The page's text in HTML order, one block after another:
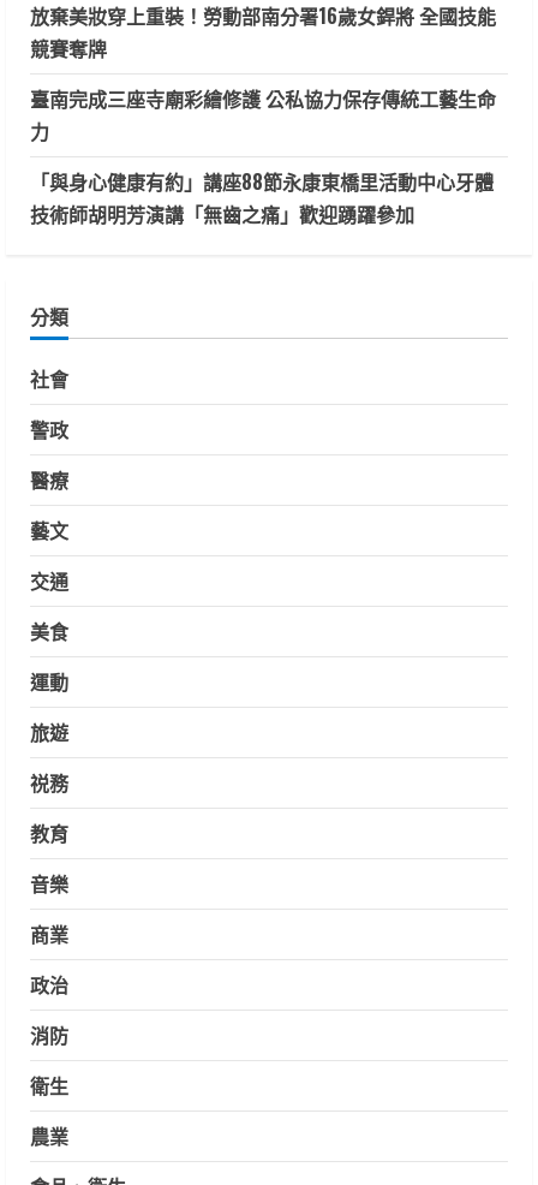
放棄美妝穿上重裝！勞動部南分署16歲女銲將 全國技能
競賽奪牌
臺南完成三座寺廟彩繪修護 公私協力保存傳統工藝生命
力
「與身心健康有約」講座88節永康東橋里活動中心牙體
技術師胡明芳演講「無齒之痛」歡迎踴躍參加
分類
社會
警政
醫療
藝文
交通
美食
運動
旅遊
祱務
教育
音樂
商業
政治
消防
衛生
農業